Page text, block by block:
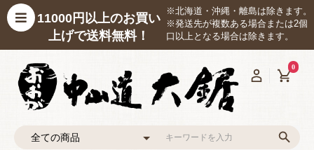
11000円以上のお買い
上げで送料無料！
※北海道・沖縄・離島は除きます。
※発送先が複数ある場合または2個
口以上となる場合は除きます。
0